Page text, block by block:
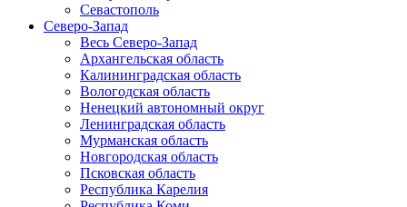
Севастополь
Северо-Запад
Весь Северо-Запад
Архангельская область
Калининградская область
Вологодская область
Ненецкий автономный округ
Ленинградская область
Мурманская область
Новгородская область
Псковская область
Республика Карелия